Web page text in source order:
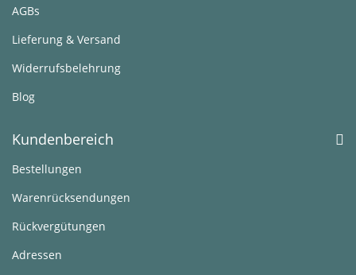
AGBs
Lieferung & Versand
Widerrufsbelehrung
Blog
Kundenbereich
Bestellungen
Warenrücksendungen
Rückvergütungen
Adressen